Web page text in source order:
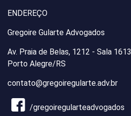
ENDEREÇO
Gregoire Gularte Advogados
Av. Praia de Belas, 1212 - Sala 1613
Porto Alegre/RS
contato@gregoiregularte.adv.br
/gregoiregularteadvogados